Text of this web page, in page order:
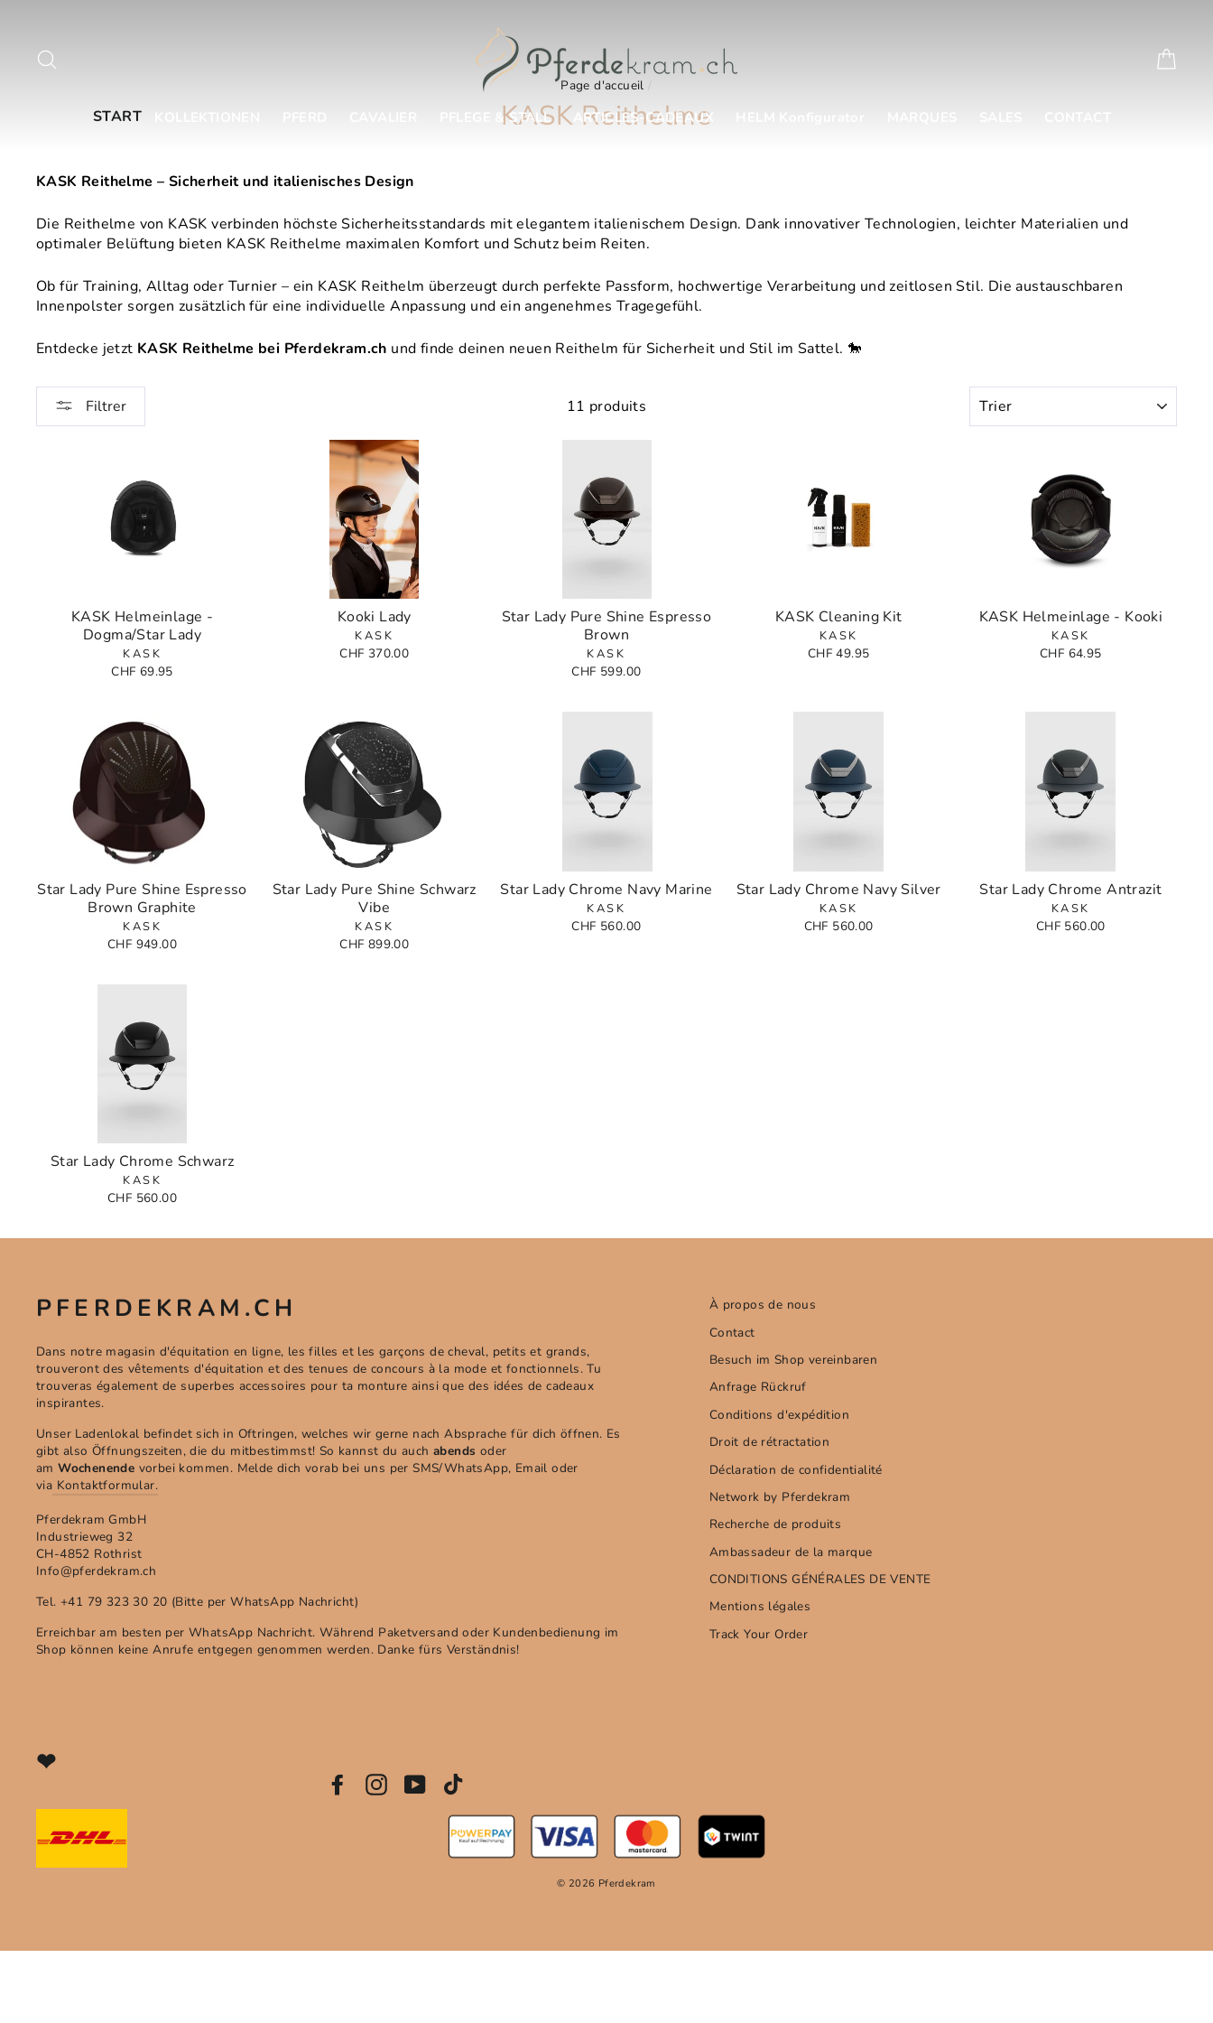
contenu
START PFLEGE & STALL ARTICLES-CADEAUX
Page d'accueil /
KASK Reithelme
KASK Reithelme – Sicherheit und italienisches Design
Die Reithelme von KASK verbinden höchste Sicherheitsstandards mit elegantem italienischem Design. Dank innovativer Technologien, leichter Materialien und
optimaler Belüftung bieten KASK Reithelme maximalen Komfort und Schutz beim Reiten.
Ob für Training, Alltag oder Turnier – ein KASK Reithelm überzeugt durch perfekte Passform, hochwertige Verarbeitung und zeitlosen Stil. Die austauschbaren
Innenpolster sorgen zusätzlich für eine individuelle Anpassung und ein angenehmes Tragegefühl.
Entdecke jetzt KASK Reithelme bei Pferdekram.ch und finde deinen neuen Reithelm für Sicherheit und Stil im Sattel. 🐎
Filtrer 11 produits
KASK Helmeinlage -
Dogma/Star Lady
KASK
CHF 69.95
Kooki Lady
KASK
CHF 370.00
Star Lady Pure Shine Espresso
Brown
KASK
CHF 599.00
KASK Cleaning Kit
KASK
CHF 49.95
KASK Helmeinlage - Kooki
KASK
CHF 64.95
Star Lady Pure Shine Espresso
Brown Graphite
KASK
CHF 949.00
Star Lady Pure Shine Schwarz
Vibe
KASK
CHF 899.00
Star Lady Chrome Navy Marine
KASK
CHF 560.00
Star Lady Chrome Navy Silver
KASK
CHF 560.00
Star Lady Chrome Antrazit
KASK
CHF 560.00
Star Lady Chrome Schwarz
KASK
CHF 560.00
PFERDEKRAM.CH
Dans notre magasin d'équitation en ligne, les filles et les garçons de cheval, petits et grands,
trouveront des vêtements d'équitation et des tenues de concours à la mode et fonctionnels. Tu
trouveras également de superbes accessoires pour ta monture ainsi que des idées de cadeaux
inspirantes.
Unser Ladenlokal befindet sich in Oftringen, welches wir gerne nach Absprache für dich öffnen. Es
gibt also Öffnungszeiten, die du mitbestimmst! So kannst du auch abends oder
amWochenende vorbei kommen. Melde dich vorab bei uns per SMS/WhatsApp, Email oder
via Kontaktformular.
Pferdekram GmbH
Industrieweg 32
CH-4852 Rothrist
Info@pferdekram.ch
Tel. +41 79 323 30 20 (Bitte per WhatsApp Nachricht)
Erreichbar am besten per WhatsApp Nachricht. Während Paketversand oder Kundenbedienung im
Shop können keine Anrufe entgegen genommen werden. Danke fürs Verständnis!
À propos de nous
Contact
Besuch im Shop vereinbaren
Anfrage Rückruf
Conditions d'expédition
Droit de rétractation
Déclaration de confidentialité
Network by Pferdekram
Recherche de produits
Ambassadeur de la marque
CONDITIONS GÉNÉRALES DE VENTE
Mentions légales
Track Your Order
❤
INSCRIPTION
À
FacebookInstagramYouTube
© 2026 Pferdekram